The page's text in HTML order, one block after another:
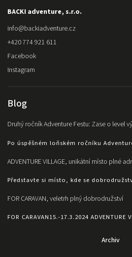
BACKI adventure, s.r.o.
info@backiadventure.cz
+420 774 921 611
Facebook
Instagram
Blog
Druhý ročník Adventure Festu: Zase o level
Po úspěšném loňském ročníku
ADVENTURE VILLAGE, unikátní místo plné
Představte si místo, kde se
FOR CARAVAN, veletrh plný dobrodružství
FOR CARAVAN15.-17.3.2024 ADVENTURE
Archiv